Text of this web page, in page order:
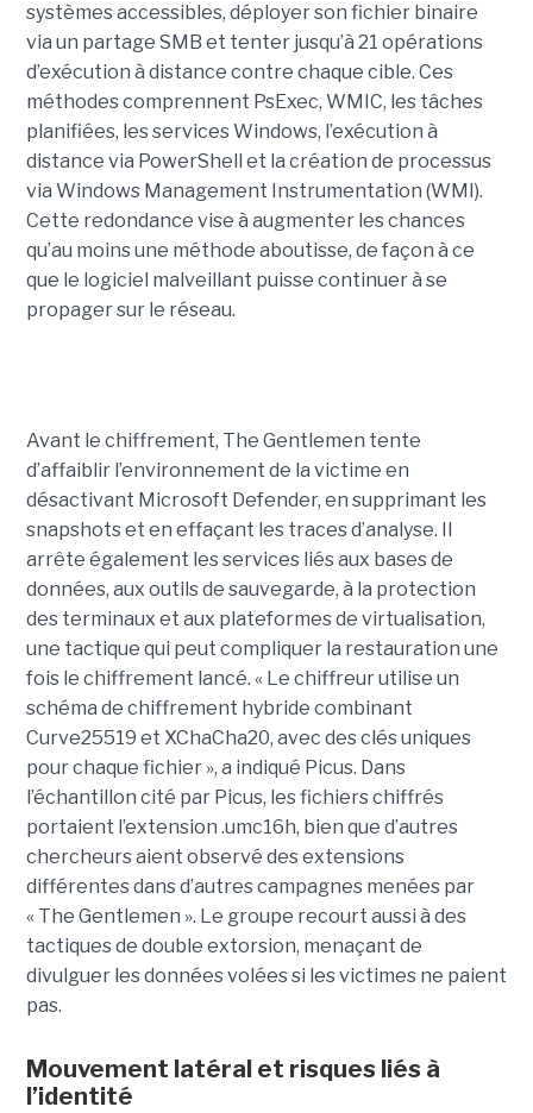
systèmes accessibles, déployer son fichier binaire
via un partage SMB et tenter jusqu’à 21 opérations
d’exécution à distance contre chaque cible. Ces
méthodes comprennent PsExec, WMIC, les tâches
planifiées, les services Windows, l’exécution à
distance via PowerShell et la création de processus
via Windows Management Instrumentation (WMI).
Cette redondance vise à augmenter les chances
qu’au moins une méthode aboutisse, de façon à ce
que le logiciel malveillant puisse continuer à se
propager sur le réseau.
Avant le chiffrement, The Gentlemen tente
d’affaiblir l’environnement de la victime en
désactivant Microsoft Defender, en supprimant les
snapshots et en effaçant les traces d’analyse. Il
arrête également les services liés aux bases de
données, aux outils de sauvegarde, à la protection
des terminaux et aux plateformes de virtualisation,
une tactique qui peut compliquer la restauration une
fois le chiffrement lancé. « Le chiffreur utilise un
schéma de chiffrement hybride combinant
Curve25519 et XChaCha20, avec des clés uniques
pour chaque fichier », a indiqué Picus. Dans
l’échantillon cité par Picus, les fichiers chiffrés
portaient l’extension .umc16h, bien que d’autres
chercheurs aient observé des extensions
différentes dans d’autres campagnes menées par
« The Gentlemen ». Le groupe recourt aussi à des
tactiques de double extorsion, menaçant de
divulguer les données volées si les victimes ne paient
pas.
Mouvement latéral et risques liés à
l’identité